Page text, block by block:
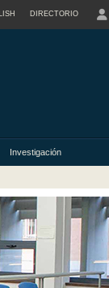
DIRECTORIO
Investigación